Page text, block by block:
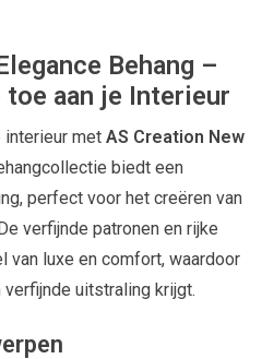
Behang –
aan je Interieur
interieur met AS Creation New
biedt een
perfect voor het creëren van
verfijnde patronen en rijke
van luxe en comfort, waardoor
uitstraling krijgt.